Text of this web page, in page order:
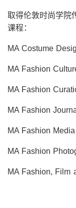
取得伦敦时尚学院
课程：
MA Costume
MA Fashion
MA Fashion
MA Fashion
MA Fashion
MA Fashion
MA Fashion, Film